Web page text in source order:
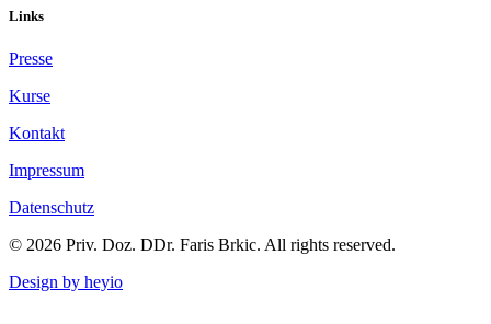
Links
Presse
Kurse
Kontakt
Impressum
Datenschutz
© 2026 Priv. Doz. DDr. Faris Brkic. All rights reserved.
Design by heyio